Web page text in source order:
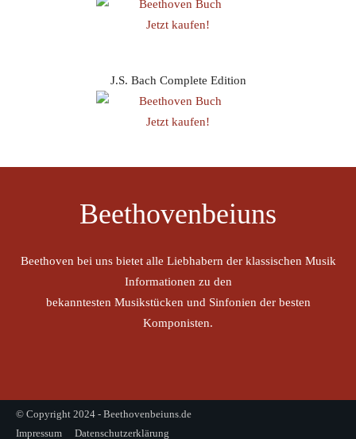
Jetzt kaufen!
J.S. Bach Complete Edition
Jetzt kaufen!
Beethovenbeiuns
Beethoven bei uns bietet alle Liebhabern der klassischen Musik
Informationen zu den
bekanntesten Musikstücken und Sinfonien der besten
Komponisten.
© Copyright 2024 - Beethovenbeiuns.de
Impressum
Datenschutzerklärung